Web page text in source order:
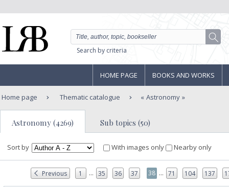
Search by criteria
HOME PAGE BOOKS AND WORKS
Home page Thematic catalogue Astronomy
Astronomy (4269) Sub topics (50)
Sort by With images only Nearby only
Previous 1 ... 35 36 37 38 ... 71 104 137